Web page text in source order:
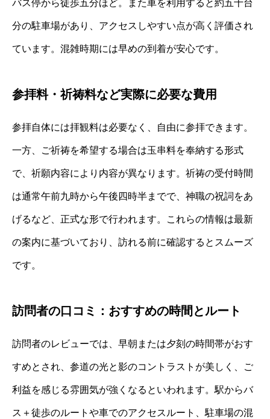
バス停から徒歩五分ほど。また車を利用すると約五十台
分の駐車場があり、アクセスしやすい点が高く評価され
ています。混雑時期には早めの到着が安心です。
参拝料・祈祷料など実際に必要な費用
参拝自体には拝観料は必要なく、自由に参拝できます。
一方、ご祈祷を希望する場合は玉串料を奉納する形式
で、祈願内容により内容が異なります。祈祷の受付時間
は通常午前九時から午後四時半までで、神職の祝詞をあ
げるなど、正式な形で行われます。これらの情報は最新
の案内に基づいており、訪れる前に確認するとスムーズ
です。
訪問者の口コミ：おすすめの時間とルート
訪問者のレビューでは、早朝または夕刻の時間帯がおす
すめとされ、参道の光と影のコントラストが美しく、ご
利益を感じる雰囲気が強くなるといわれます。駅からバ
ス＋徒歩のルートや車でのアクセスルート、駐車場の混